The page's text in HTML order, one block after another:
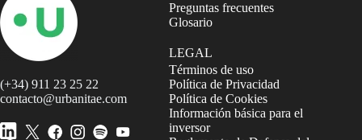
(+34) 911 23 25 22
contacto@urbanitae.com
Preguntas frecuentes
Glosario
LEGAL
Términos de uso
Política de Privacidad
Política de Cookies
Información básica para el
inversor